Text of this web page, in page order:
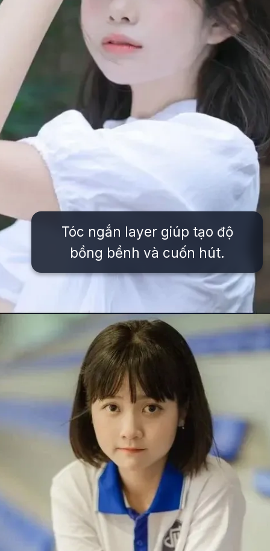
Tóc ngắn layer giúp tạo độ
bồng bềnh và cuốn hút.
https://issiloo.edu.vn/gai-xinh-toc-ngang-vai